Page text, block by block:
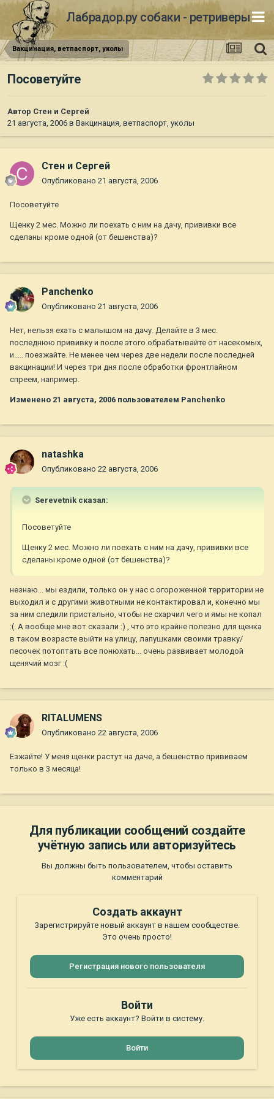
Лабрадор.ру собаки - ретриверы
Вакцинация, ветпаспорт, уколы
Посоветуйте
Автор Стен и Сергей
21 августа, 2006 в Вакцинация, ветпаспорт, уколы
Стен и Сергей
Опубликовано 21 августа, 2006
Посоветуйте
Щенку 2 мес. Можно ли поехать с ним на дачу, прививки все
сделаны кроме одной (от бешенства)?
Panchenko
Опубликовано 21 августа, 2006
Нет, нельзя ехать с малышом на дачу. Делайте в 3 мес.
последнюю прививку и после этого обрабатывайте от насекомых,
и..... поезжайте. Не менее чем через две недели после последней
вакцинации! И через три дня после обработки фронтлайном
спреем, например.
Изменено 21 августа, 2006 пользователем Panchenko
natashka
Опубликовано 22 августа, 2006
Serevetnik сказал:
Посоветуйте
Щенку 2 мес. Можно ли поехать с ним на дачу, прививки все
сделаны кроме одной (от бешенства)?
незнаю... мы ездили, только он у нас с огороженной территории не
выходил и с другими животными не контактировал и, конечно мы
за ним следили пристально, чтобы не схарчил чего и ямы не копал
:(. А вообще мне вот сказали :) , что это крайне полезно для щенка
в таком возрасте выйти на улицу, лапушками своими травку/
песочек потоптать все понюхать... очень развивает молодой
щенячий мозг :(
RITALUMENS
Опубликовано 22 августа, 2006
Езжайте! У меня щенки растут на даче, а бешенство прививаем
только в 3 месяца!
Для публикации сообщений создайте
учётную запись или авторизуйтесь
Вы должны быть пользователем, чтобы оставить
комментарий
Создать аккаунт
Зарегистрируйте новый аккаунт в нашем сообществе.
Это очень просто!
Регистрация нового пользователя
Войти
Уже есть аккаунт? Войти в систему.
Войти